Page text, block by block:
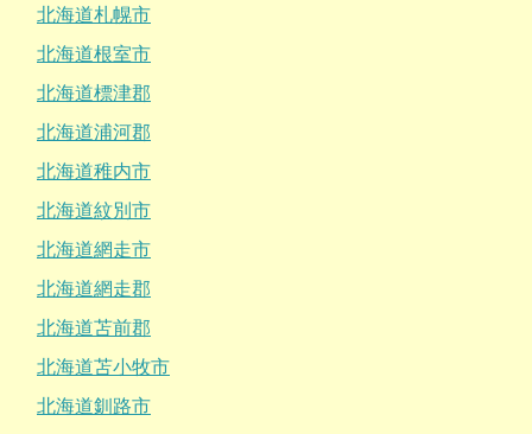
北海道札幌市
北海道根室市
北海道標津郡
北海道浦河郡
北海道稚内市
北海道紋別市
北海道網走市
北海道網走郡
北海道苫前郡
北海道苫小牧市
北海道釧路市